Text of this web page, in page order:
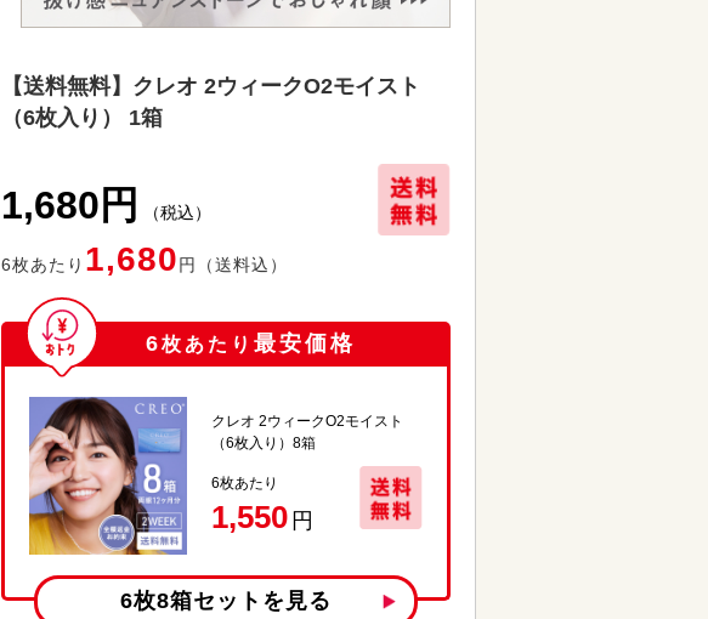
【送料無料】クレオ 2ウィークO2モイスト
（6枚入り） 1箱
1,680円 （税込）
6枚あたり 1,680円 （送料込）
6枚あたり 最安価格
クレオ 2ウィークO2モイスト
（6枚入り）8箱
6枚あたり
1,550 円
6枚8箱セットを見る